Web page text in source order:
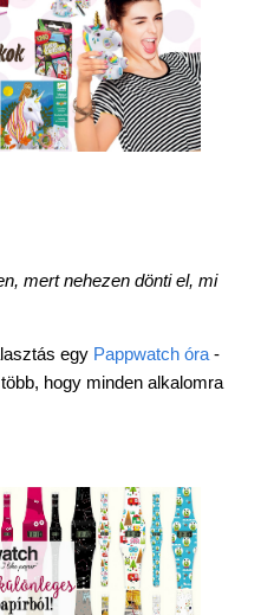
mert nehezen dönti el, mi
egy Pappwatch óra-
hogy minden alkalomra
akár INGYEN!
munkanapos kiszállítás
os törzsvásárlói
rendelés - Az internetes
és Elállás